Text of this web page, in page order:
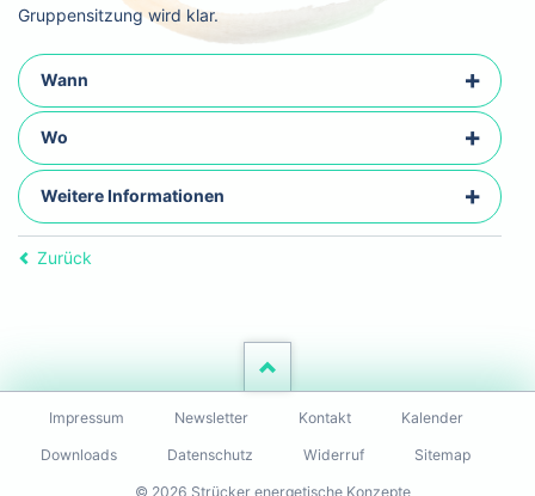
Gruppensitzung wird klar.
Wann
Wo
Weitere Informationen
Zurück
Navigation
überspringen
Impressum Newsletter Kontakt Kalender
Downloads Datenschutz Widerruf Sitemap
© 2026 Strücker energetische Konzepte